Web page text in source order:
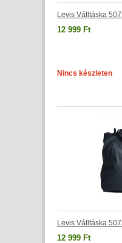
Levis Válltáska
12 999 Ft
Nincs készleten
Levis Válltáska
12 999 Ft